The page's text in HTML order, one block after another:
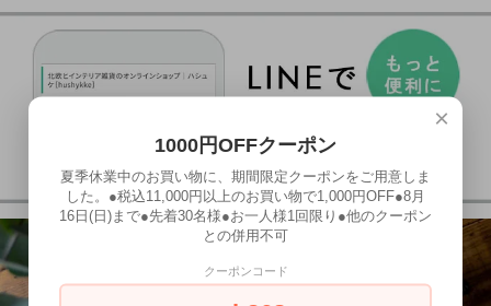
×
1000円OFFクーポン
夏季休業中のお買い物に、期間限定クーポンをご用意しま
した。●税込11,000円以上のお買い物で1,000円OFF●8月
16日(日)まで●先着30名様●お一人様1回限り●他のクーポン
との併用不可
クーポンコード